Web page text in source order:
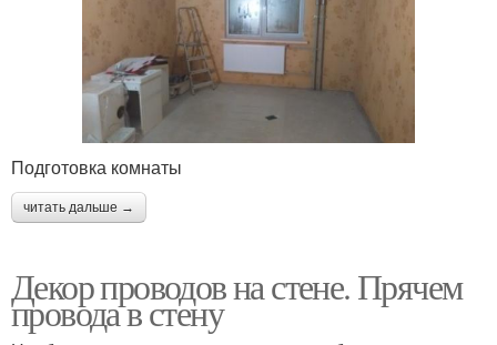
Подготовка комнаты
читать дальше →
Декор проводов на стене. Прячем
провода в стену